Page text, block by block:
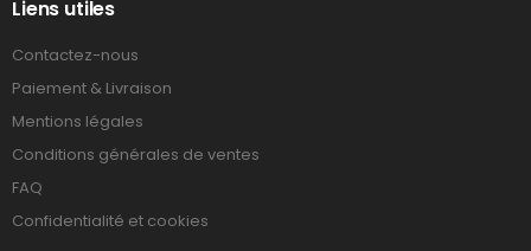
Liens utiles
Contactez-nous
Paiement & Livraison
Mentions légales
Conditions générales de ventes
FAQ
Confidentialité et cookies